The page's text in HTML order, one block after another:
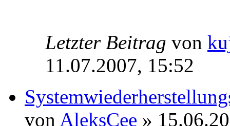
Letzter Beitrag von
11.07.2007, 15:52
von AleksCee »